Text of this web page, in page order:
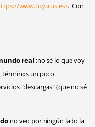
www.toysrus.es/. Con
real :no sé lo que voy
términos un poco
"descargas" (que no sé
no veo por ningún lado la